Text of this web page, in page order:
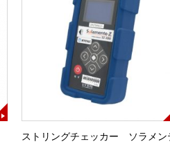
ストリングチェッカー ソラメン